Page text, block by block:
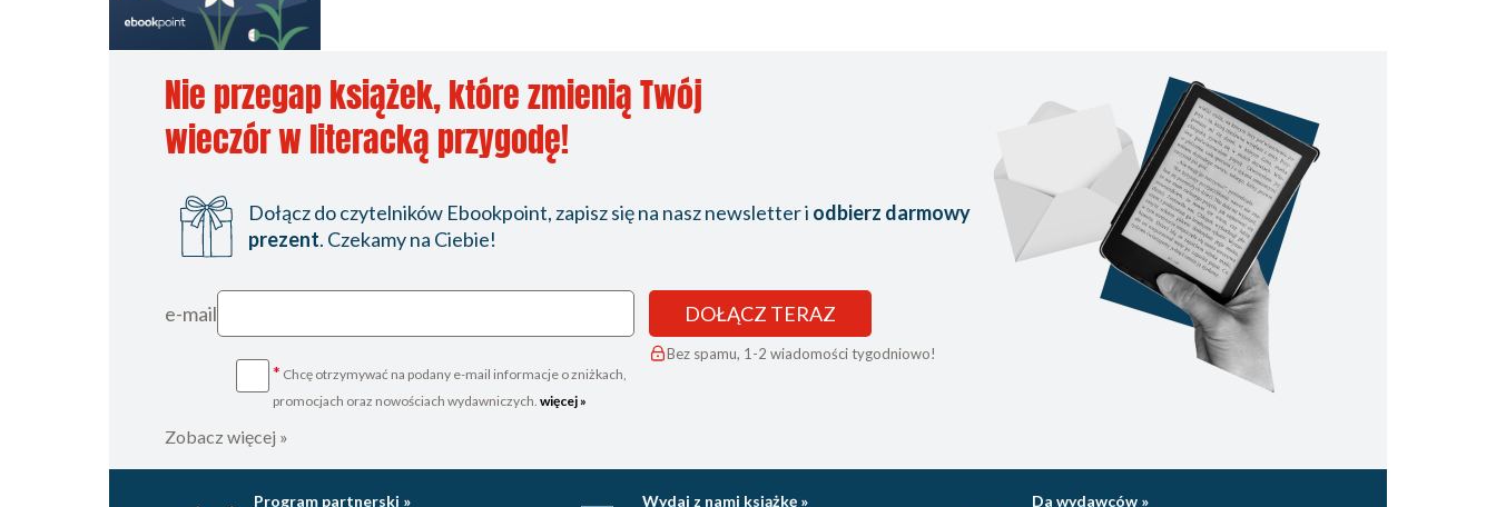
Nie przegap książek, które zmienią Twój
wieczór w literacką przygodę!
Dołącz do czytelników Ebookpoint, zapisz się na nasz newsletter i odbierz darmowy
prezent. Czekamy na Ciebie!
e-mail
* Chcę otrzymywać na podany e-mail informacje o zniżkach,
promocjach oraz nowościach wydawniczych. więcej »
DOŁĄCZ TERAZ
Bez spamu, 1-2 wiadomości tygodniowo!
Zobacz więcej »
Program partnerski » Wydaj z nami książkę » Da wydawców »